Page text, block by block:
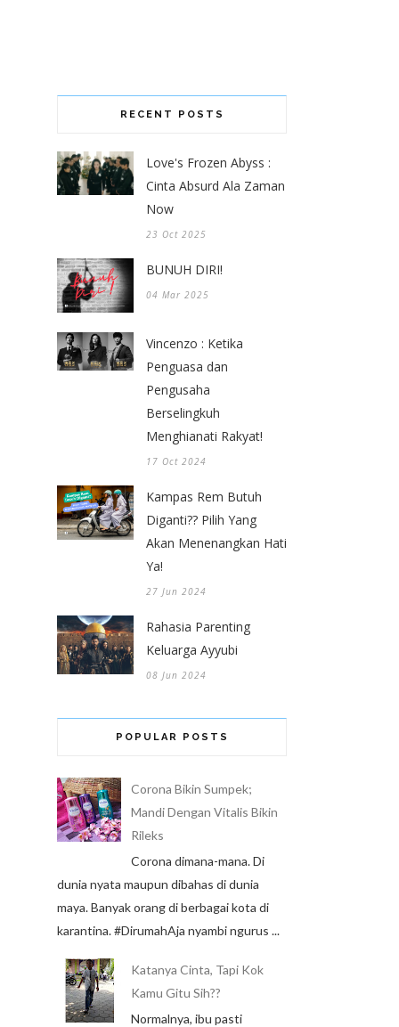
RECENT POSTS
Love's Frozen Abyss :
Cinta Absurd Ala Zaman
Now
23 Oct 2025
BUNUH DIRI!
04 Mar 2025
Vincenzo : Ketika
Penguasa dan
Pengusaha
Berselingkuh
Menghianati Rakyat!
17 Oct 2024
Kampas Rem Butuh
Diganti?? Pilih Yang
Akan Menenangkan Hati
Ya!
27 Jun 2024
Rahasia Parenting
Keluarga Ayyubi
08 Jun 2024
POPULAR POSTS
Corona Bikin Sumpek;
Mandi Dengan Vitalis Bikin
Rileks
Corona dimana-mana. Di
dunia nyata maupun dibahas di dunia
maya. Banyak orang di berbagai kota di
karantina. #DirumahAja nyambi ngurus ...
Katanya Cinta, Tapi Kok
Kamu Gitu Sih??
Normalnya, ibu pasti